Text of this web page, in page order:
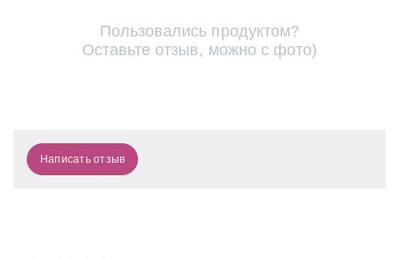
Пользовались продуктом?
Оставьте отзыв, можно с фото)
Написать отзыв